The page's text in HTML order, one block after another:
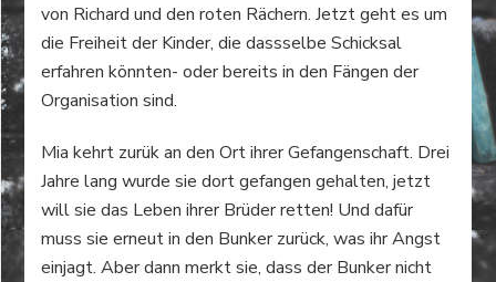
von Richard und den roten Rächern. Jetzt geht es um
die Freiheit der Kinder, die dassselbe Schicksal
erfahren könnten- oder bereits in den Fängen der
Organisation sind.
Mia kehrt zurük an den Ort ihrer Gefangenschaft. Drei
Jahre lang wurde sie dort gefangen gehalten, jetzt
will sie das Leben ihrer Brüder retten! Und dafür
muss sie erneut in den Bunker zurück, was ihr Angst
einjagt. Aber dann merkt sie, dass der Bunker nicht